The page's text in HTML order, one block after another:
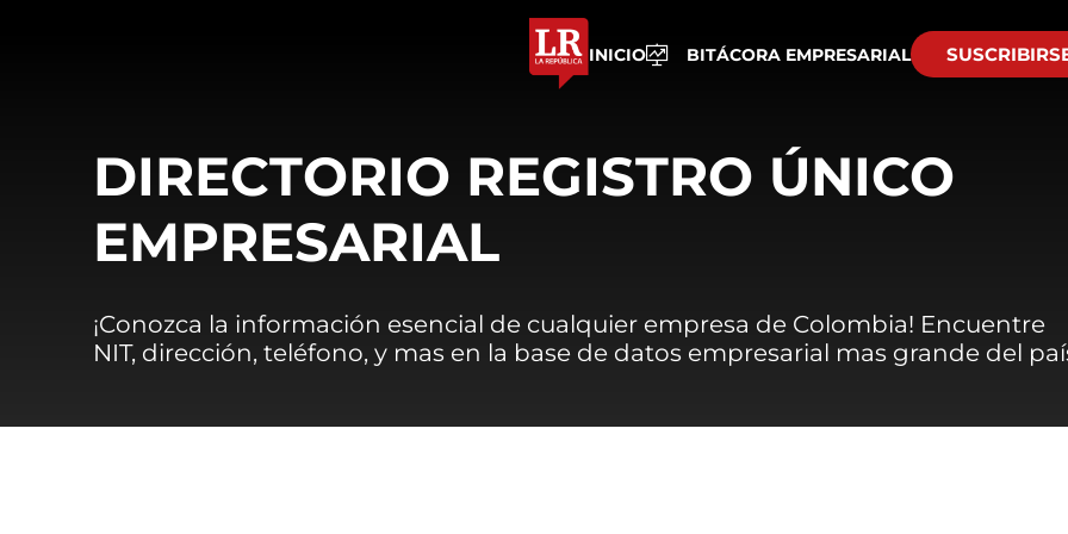
INICIO BITÁCORA EMPRESARIAL
DIRECTORIO REGISTRO ÚNICO
EMPRESARIAL
¡Conozca la información esencial de cualquier empresa de Colombia! Encuentre
NIT, dirección, teléfono, y mas en la base de datos empresarial mas grande del